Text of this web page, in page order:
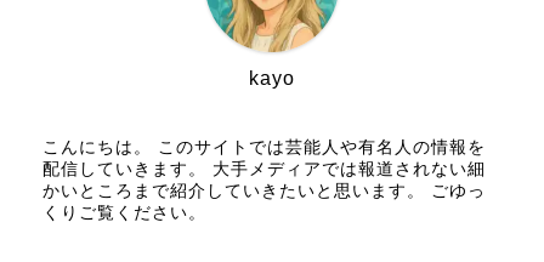
kayo
こんにちは。 このサイトでは芸能人や有名人の情報を
配信していきます。 大手メディアでは報道されない細
かいところまで紹介していきたいと思います。 ごゆっ
くりご覧ください。